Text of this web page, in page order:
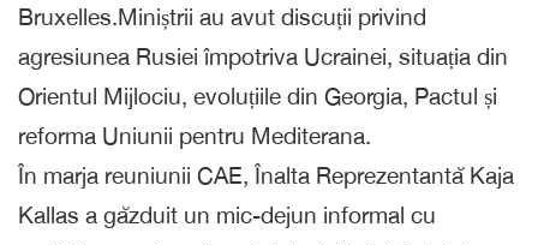
Bruxelles.Miniștrii au avut discuții privind
agresiunea Rusiei împotriva Ucrainei, situația din
Orientul Mijlociu, evoluțiile din Georgia, Pactul și
reforma Uniunii pentru Mediterana.
În marja reuniunii CAE, Înalta Reprezentantă Kaja
Kallas a găzduit un mic-dejun informal cu